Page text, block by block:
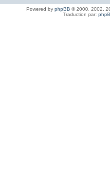
Powered by phpBB © 2000, 2002,
Traduction par: